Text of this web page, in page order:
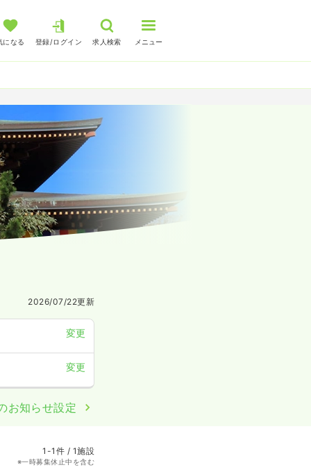
になる 登録/ログイン 求人検索 メニュー
2026/07/22更新
変更
変更
お知らせ設定
1-1件 / 1施設
※一時募集休止中を含む